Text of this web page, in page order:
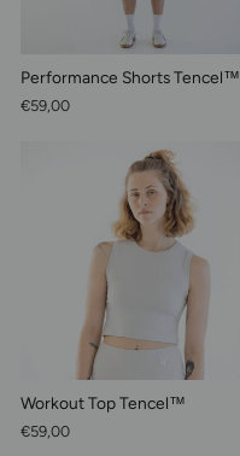
Performance Shorts Tencel™
€59,00
Workout Top Tencel™
€59,00